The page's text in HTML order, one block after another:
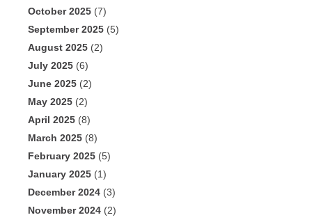
October 2025 (7)
September 2025 (5)
August 2025 (2)
July 2025 (6)
June 2025 (2)
May 2025 (2)
April 2025 (8)
March 2025 (8)
February 2025 (5)
January 2025 (1)
December 2024 (3)
November 2024 (2)